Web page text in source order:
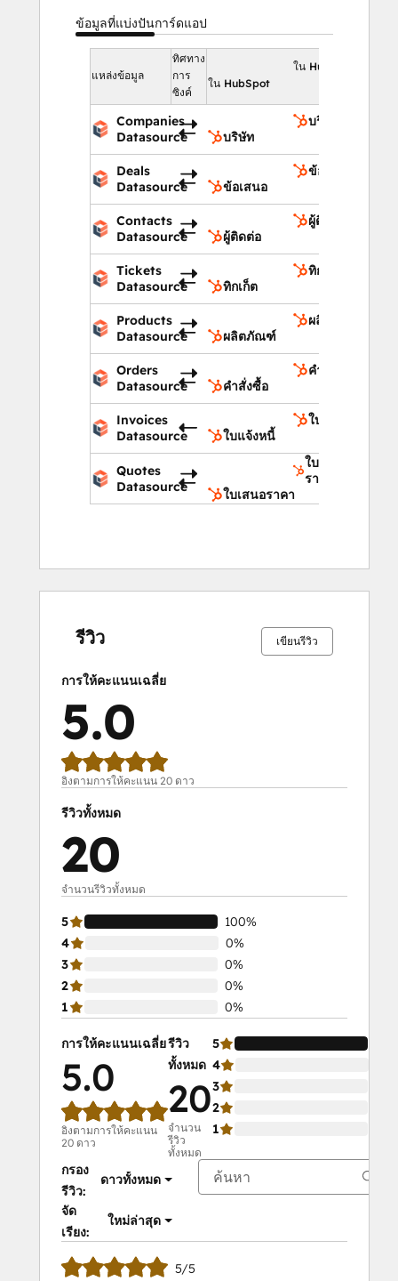
ข้อมูลที่แบ่งปันการ์ดแอป
แหล่งข้อมูล
ทิศทาง
การ
ซิงค์
ใน HubSpot
ใน HubSpot
Companies
Datasource
บริษัท
บริษัท
Deals
Datasource
ข้อเสนอ
ข้อเสนอ
Contacts
Datasource
ผู้ติดต่อ
ผู้ติดต่อ
Tickets
Datasource
ทิกเก็ต
ทิกเก็ต
Products
Datasource
ผลิตภัณฑ์
ผลิตภัณฑ์
Orders
Datasource
คำสั่งซื้อ
คำสั่งซื้อ
Invoices
Datasource
ใบแจ้งหนี้
ใบแจ้งหนี้
Quotes
Datasource
ใบเสนอ
ราคา
ใบเสนอราคา
รีวิว เขียนรีวิว
การให้คะแนนเฉลี่ย
5.0
อิงตามการให้คะแนน 20 ดาว
รีวิวทั้งหมด
20
จำนวนรีวิวทั้งหมด
5
100%
4
0%
0%
3
0%
0%
2
0%
0%
1
0%
0%
การให้คะแนนเฉลี่ย
5.0
อิงตามการให้คะแนน
20 ดาว
รีวิว
ทั้งหมด
20
จำนวน
รีวิว
ทั้งหมด
5
100%
4
3
2
1
กรอง
รีวิว:
ดาวทั้งหมด
จัด
เรียง:
ใหม่ล่าสุด
5/5